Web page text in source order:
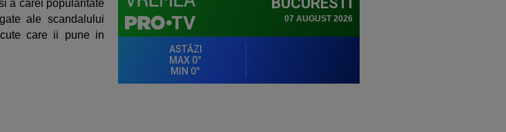
a carei popularitate
ale scandalului
care ii pune in